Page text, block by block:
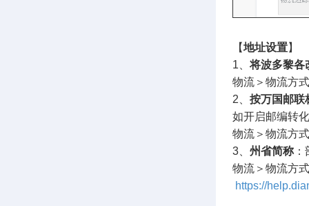
【地址设置】
1、将波多黎各
物流＞物流方
2、 按万国邮联
如开启邮编转
物流＞物流方
3、 州省简称
物流＞物流方
https://